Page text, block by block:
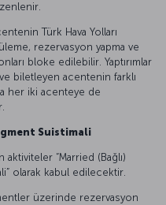
Türk Hava Yolları
rezervasyon yapma ve
bloke edilebilir. Yaptırımlar
ve biletleyen acentenin farklı
her iki acenteye de
Suistimali
aktiviteler “Married (Bağlı)
olarak kabul edilecektir.
üzerinde rezervasyon